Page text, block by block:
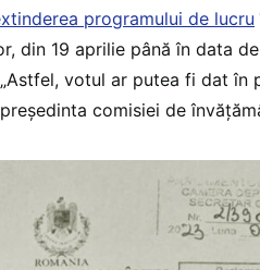
programului de lucru
din 19 aprilie până în data de
votul ar putea fi dat în
comisiei de